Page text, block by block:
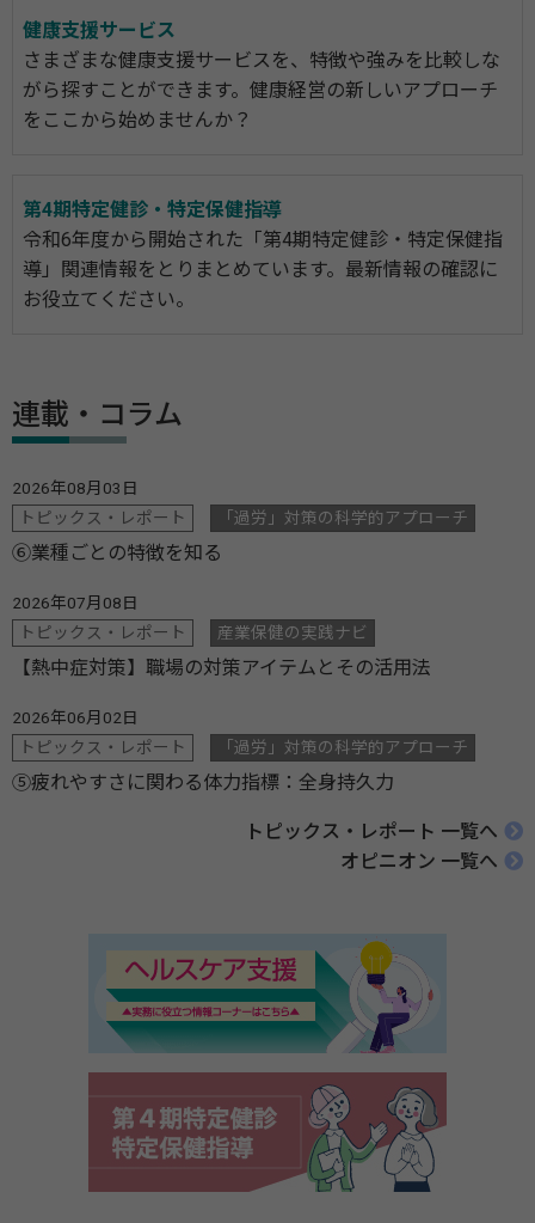
健康支援サービス
さまざまな健康支援サービスを、特徴や強みを比較しな
がら探すことができます。健康経営の新しいアプローチ
をここから始めませんか？
第4期特定健診・特定保健指導
令和6年度から開始された「第4期特定健診・特定保健指
導」関連情報をとりまとめています。最新情報の確認に
お役立てください。
連載・コラム
2026年08月03日
トピックス・レポート
「過労」対策の科学的アプローチ
⑥業種ごとの特徴を知る
2026年07月08日
トピックス・レポート
産業保健の実践ナビ
【熱中症対策】職場の対策アイテムとその活用法
2026年06月02日
トピックス・レポート
「過労」対策の科学的アプローチ
⑤疲れやすさに関わる体力指標：全身持久力
トピックス・レポート 一覧へ
オピニオン 一覧へ